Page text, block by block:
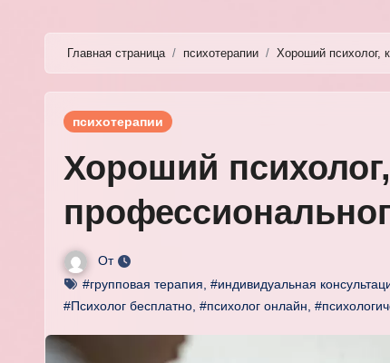
Главная страница психотерапии Хороший психолог,
психотерапии
Хороший
От
#групповая терапия #индивидуальная
#Психолог бесплатно #психолог онлайн